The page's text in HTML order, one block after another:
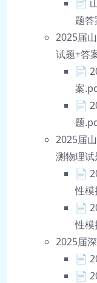
📄
题
2025届
试题+答
📄
案
📄
题
2025届
测物理
📄
性
📄
性
2025届
📄
📄